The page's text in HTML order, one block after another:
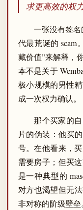
求更高效的权
一张没有签
代最荒诞的 scam
藏价值”来解释，
本不是关于
极小规模的男性
成一次权力确认。
那个买家的
片的伪装：他买
号。在他看来，
需要房子；但买
是一种典型的
对方也渴望但无
非对称的阶级壁垒。